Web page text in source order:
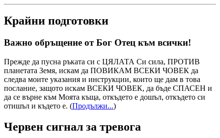
Крайни подготовки
Важно обръщение от Бог Отец към всички!
Прежде да пусна ръката си с ЦЯЛАТА Си сила, ПРОТИВ
планетата Земя, искам да ПОВИКАМ ВСЕКИ ЧОВЕК да
следва моите указания и инструкции, които ще дам в това
послание, защото искам ВСЕКИ ЧОВЕК, да бъде СПАСЕН и
да се върне към Моята къща, откъдето е дошъл, откъдето си
отишъл и където е. (Продължи...)
Червен сигнал за тревога